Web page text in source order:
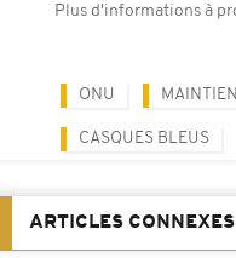
Plus d'informations à
ONU
CASQUES BLEUS
ARTICLES CONNEXES